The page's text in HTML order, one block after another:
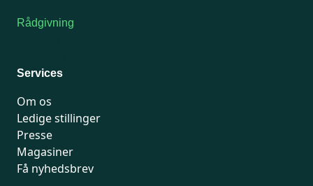
Rådgivning
Services
Om os
Ledige stillinger
Presse
Magasiner
Få nyhedsbrev